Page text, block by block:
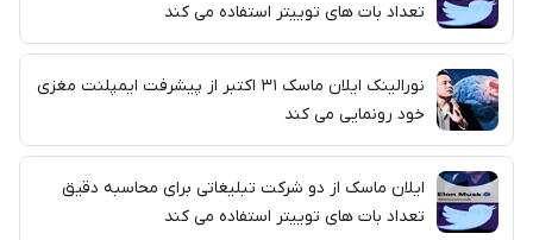
تعداد بات های توییتر استفاده می کند
نورالینک ایلان ماسک ۳۱ اکتبر از پیشرفت ایمپلنت مغزی
خود رونمایی می کند
ایلان ماسک از دو شرکت تبلیغاتی برای محاسبه دقیق
تعداد بات های توییتر استفاده می کند